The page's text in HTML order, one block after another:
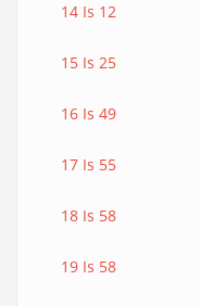
14 Is 12
15 Is 25
16 Is 49
17 Is 55
18 Is 58
19 Is 58